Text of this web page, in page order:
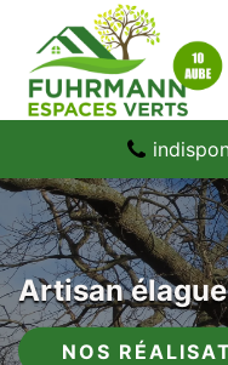
Artisan
NOS